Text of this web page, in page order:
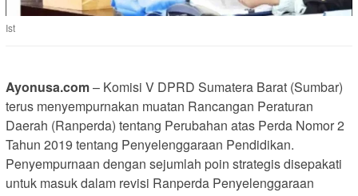
Ist
Ayonusa.com– Komisi V DPRD Sumatera Barat (Sumbar)
terus menyempurnakan muatan Rancangan Peraturan
Daerah (Ranperda) tentang Perubahan atas Perda Nomor 2
Tahun 2019 tentang Penyelenggaraan Pendidikan.
Penyempurnaan dengan sejumlah poin strategis disepakati
untuk masuk dalam revisi Ranperda Penyelenggaraan